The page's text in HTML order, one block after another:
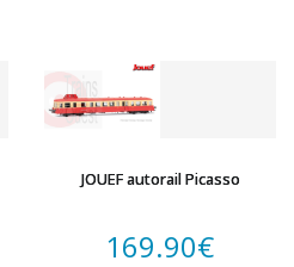
JOUEF autorail Picasso
169.90€